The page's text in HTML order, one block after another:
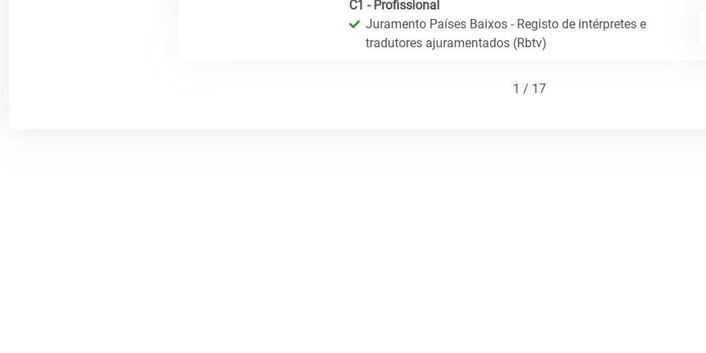
C1 - Profissional
Juramento Países Baixos - Registo de intérpretes e
tradutores ajuramentados (Rbtv)
1 / 17